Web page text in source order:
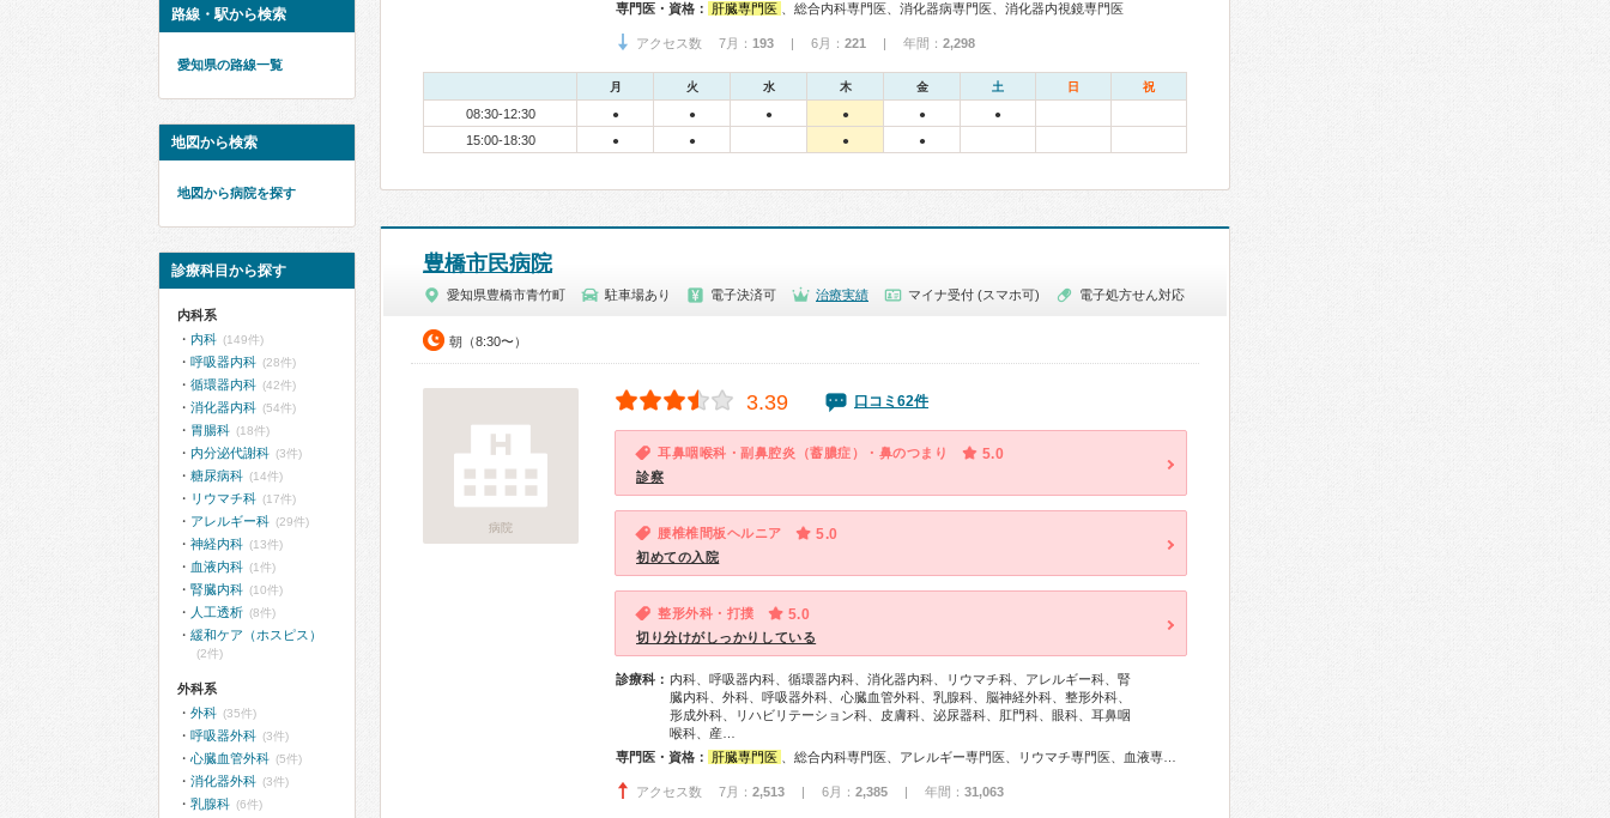
専門医・資格：
肝臓専門医 、総合内科専門医、消化器病専門医、消化器内視鏡専門医
アクセス数 7月： 193 | 6月： 221 | 年間： 2,298
月 火 水 木 金 土 日 祝
08:30-12:30 ● ● ● ● ● ●
15:00-18:30 ● ● ● ●
豊橋市民病院
愛知県豊橋市青竹町 駐車場あり 電子決済可 治療実績 マイナ受付 (スマホ可) 電子処方せん対応
朝（8:30〜）
病院
3.39 口コミ62件
耳鼻咽喉科・副鼻腔炎（蓄膿症）・鼻のつまり 5.0
診察
腰椎椎間板ヘルニア 5.0
初めての入院
整形外科・打撲 5.0
切り分けがしっかりしている
診療科： 内科、呼吸器内科、循環器内科、消化器内科、リウマチ科、アレルギー科、腎
臓内科、外科、呼吸器外科、心臓血管外科、乳腺科、脳神経外科、整形外科、
形成外科、リハビリテーション科、皮膚科、泌尿器科、肛門科、眼科、耳鼻咽
喉科、産…
専門医・資格：
肝臓専門医 、総合内科専門医、アレルギー専門医、リウマチ専門医、血液専門医、外科専門医、糖尿病専門医、内分泌代謝科専門医、甲状腺専門医、呼吸器専門医、呼吸器外科専門医、気管支鏡専門医、循環器専門医、心臓血管外科専門医、不整脈専門医、消化器病専門医、消化器外科専門医、消化器内視鏡専門医、泌尿器科専門医、腎臓専門医、透析専門医、脳血管内治療専門医、神経内科専門医、脳神経外科専門医、頭痛専門医、整形外科専門医、手外科専門医、リハビリテーション科専門医、脊椎脊髄外科専門医、形成外科専門医、皮膚科専門医、眼科専門医、耳鼻咽喉科専門医、産婦人科専門医、婦人科腫瘍専門医、生殖医療専門医、乳腺専門医、産科婦人科腹腔鏡技術認定医、女性ヘルスケア専門医、周産期(新生児)専門医、小児科専門医、小児神経専門医、認知症専門医、精神科専門医、麻酔科専門医、細胞診専門医、超音波専門医、病理専門医、口腔外科専門医、歯科麻酔専門医、核医学専門医、放射線科専門医、臨床遺伝専門医、救急科専門医、がん薬物療法専門医、がん治療認定医
アクセス数 7月： 2,513 | 6月： 2,385 | 年間： 31,063
路線・駅から検索
愛知県の路線一覧
地図から検索
地図から病院を探す
診療科目から探す
内科系
内科 (149件)
呼吸器内科 (28件)
循環器内科 (42件)
消化器内科 (54件)
胃腸科 (18件)
内分泌代謝科 (3件)
糖尿病科 (14件)
リウマチ科 (17件)
アレルギー科 (29件)
神経内科 (13件)
血液内科 (1件)
腎臓内科 (10件)
人工透析 (8件)
緩和ケア（ホスピス）
(2件)
外科系
外科 (35件)
呼吸器外科 (3件)
心臓血管外科 (5件)
消化器外科 (3件)
乳腺科 (6件)